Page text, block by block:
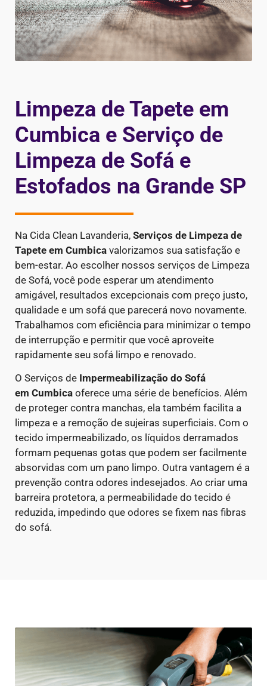
Limpeza de Tapete em
Cumbica e Serviço de
Limpeza de Sofá e
Estofados na Grande SP
Na Cida Clean Lavanderia, Serviços de Limpeza de
Tapete em Cumbica valorizamos sua satisfação e
bem-estar. Ao escolher nossos serviços de Limpeza
de Sofá, você pode esperar um atendimento
amigável, resultados excepcionais com preço justo,
qualidade e um sofá que parecerá novo novamente.
Trabalhamos com eficiência para minimizar o tempo
de interrupção e permitir que você aproveite
rapidamente seu sofá limpo e renovado.
O Serviços de Impermeabilização do Sofá
em Cumbica oferece uma série de benefícios. Além
de proteger contra manchas, ela também facilita a
limpeza e a remoção de sujeiras superficiais. Com o
tecido impermeabilizado, os líquidos derramados
formam pequenas gotas que podem ser facilmente
absorvidas com um pano limpo. Outra vantagem é a
prevenção contra odores indesejados. Ao criar uma
barreira protetora, a permeabilidade do tecido é
reduzida, impedindo que odores se fixem nas fibras
do sofá.